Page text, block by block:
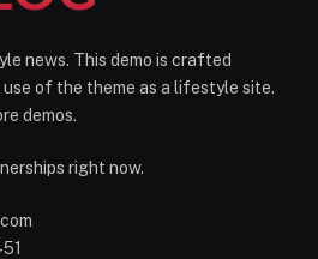
news. This demo is crafted
of the theme as a lifestyle site.
demos.
right now.